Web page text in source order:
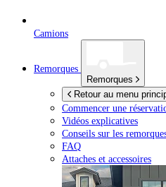
Camions
Remorques
Remorques
Retour au menu
Commencer une
Vidéos explicatives
Conseils sur les
FAQ
Attaches et accessoires